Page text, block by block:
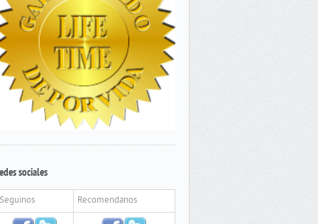
sociales
Seguinos Recomendanos